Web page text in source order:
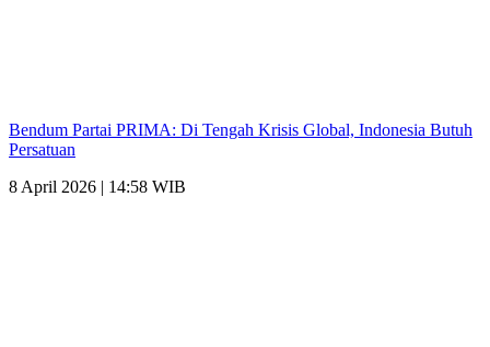
Bendum Partai PRIMA: Di Tengah Krisis Global, Indonesia Butuh
Persatuan
8 April 2026 | 14:58 WIB